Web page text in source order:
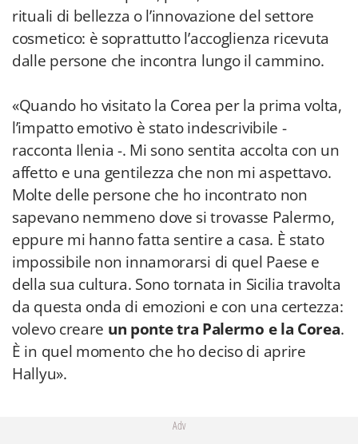
rituali di bellezza o l’innovazione del settore
cosmetico: è soprattutto l’accoglienza ricevuta
dalle persone che incontra lungo il cammino.
«Quando ho visitato la Corea per la prima volta,
l’impatto emotivo è stato indescrivibile -
racconta Ilenia -. Mi sono sentita accolta con un
affetto e una gentilezza che non mi aspettavo.
Molte delle persone che ho incontrato non
sapevano nemmeno dove si trovasse Palermo,
eppure mi hanno fatta sentire a casa. È stato
impossibile non innamorarsi di quel Paese e
della sua cultura. Sono tornata in Sicilia travolta
da questa onda di emozioni e con una certezza:
volevo creare un ponte tra Palermo e la Corea.
È in quel momento che ho deciso di aprire
Hallyu».
Adv